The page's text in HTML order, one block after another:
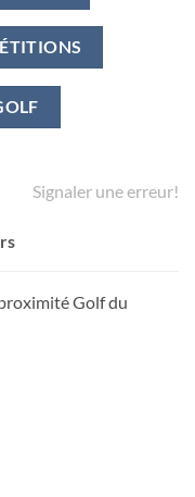
Signaler une erreur!
Golf du